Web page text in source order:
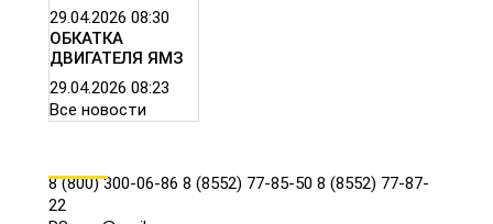
29.04.2026 08:30
ОБКАТКА
ДВИГАТЕЛЯ ЯМЗ
29.04.2026 08:23
Все новости
8 (800) 300-06-86 8 (8552) 77-85-50 8 (8552) 77-87-
22